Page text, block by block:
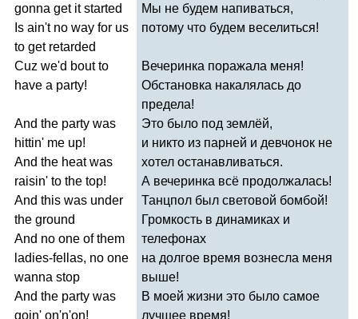
gonna get it started
Is ain't no way for us
to get retarded
Cuz we'd bout to
have a party!
And the party was
hittin' me up!
And the heat was
raisin' to the top!
And this was under
the ground
And no one of them
ladies-fellas, no one
wanna stop
And the party was
goin' on'n'on!
Мы не будем напиваться,
потому что будем веселиться!
Вечеринка поражала меня!
Обстановка накалялась до
предела!
Это было под землёй,
и никто из парней и девчонок не
хотел останавливаться.
А вечеринка всё продолжалась!
Танцпол был световой бомбой!
Громкость в динамиках и
телефонах
на долгое время вознесла меня
выше!
В моей жизни это было самое
лучшее время!